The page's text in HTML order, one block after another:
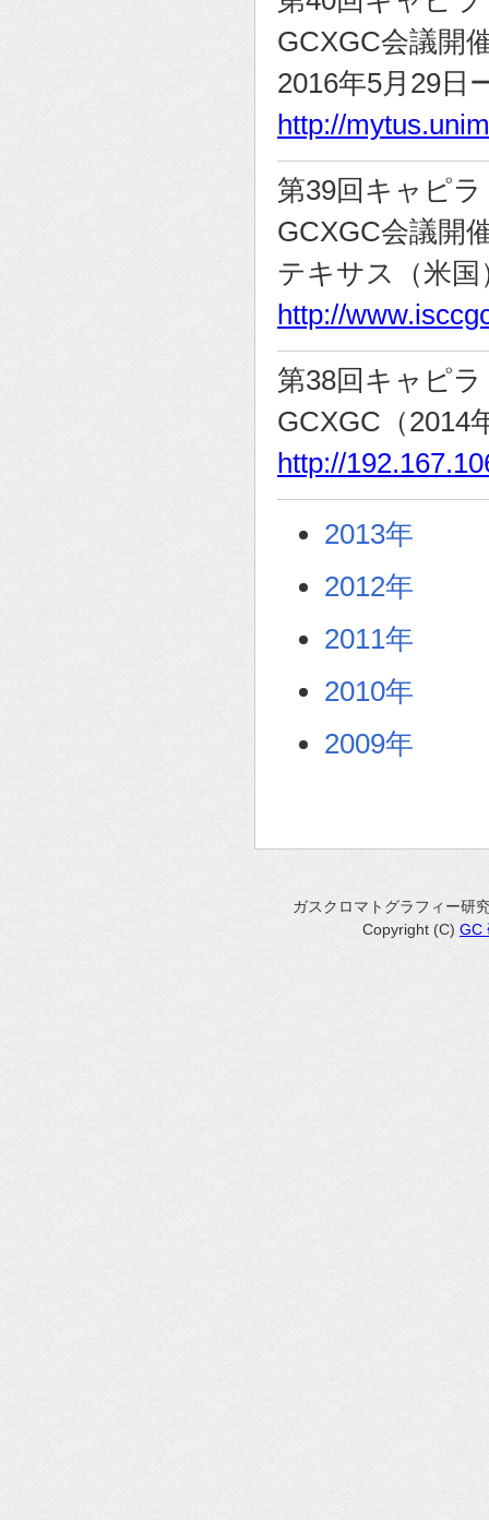
GCXGC会議開
2016年5月29日
http://
第39回キャピ
GCXGC会議開
テキサス（米国
http://
第38回キャピ
GCXGC（2014
http://
2013年
2012年
2011年
2010年
2009年
ガスクロマトグラフィー研
Copyright (C) GC